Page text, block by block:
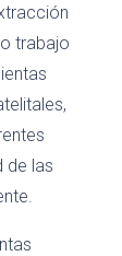
trabajo
de las